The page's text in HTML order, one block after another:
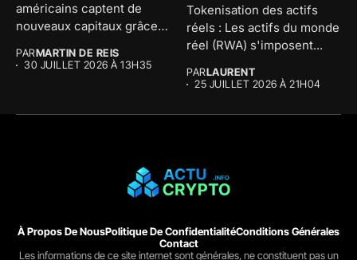
américains captent de
nouveaux capitaux grâce à
PARMARTIN DE REIS
30 JUILLET 2026 À 13H35
Tokenisation des actifs
réels : Les actifs du monde
réel (RWA) s'imposent...
PARLAURENT
25 JUILLET 2026 À 21H04
À Propos De NousPolitique De ConfidentialitéConditions Générales
Contact
Les informations de ce site internet sont générales, ne constituent pas un